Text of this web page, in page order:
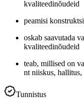
kvaliteedinõudeid
peamisi
oskab saavutada
kvaliteedinõudeid
teab, millised on
nt niiskus, hallitus,
Tunnistus